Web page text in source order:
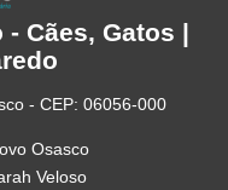
Cães, Gatos |
- CEP: 06056-000
Osasco
Veloso